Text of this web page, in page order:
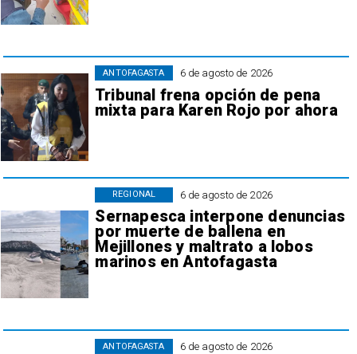
6 de agosto de 2026
Tribunal frena opción de pena
mixta para Karen Rojo por ahora
ANTOFAGASTA
6 de agosto de 2026
Sernapesca interpone denuncias
por muerte de ballena en
Mejillones y maltrato a lobos
marinos en Antofagasta
REGIONAL
6 de agosto de 2026
ANTOFAGASTA